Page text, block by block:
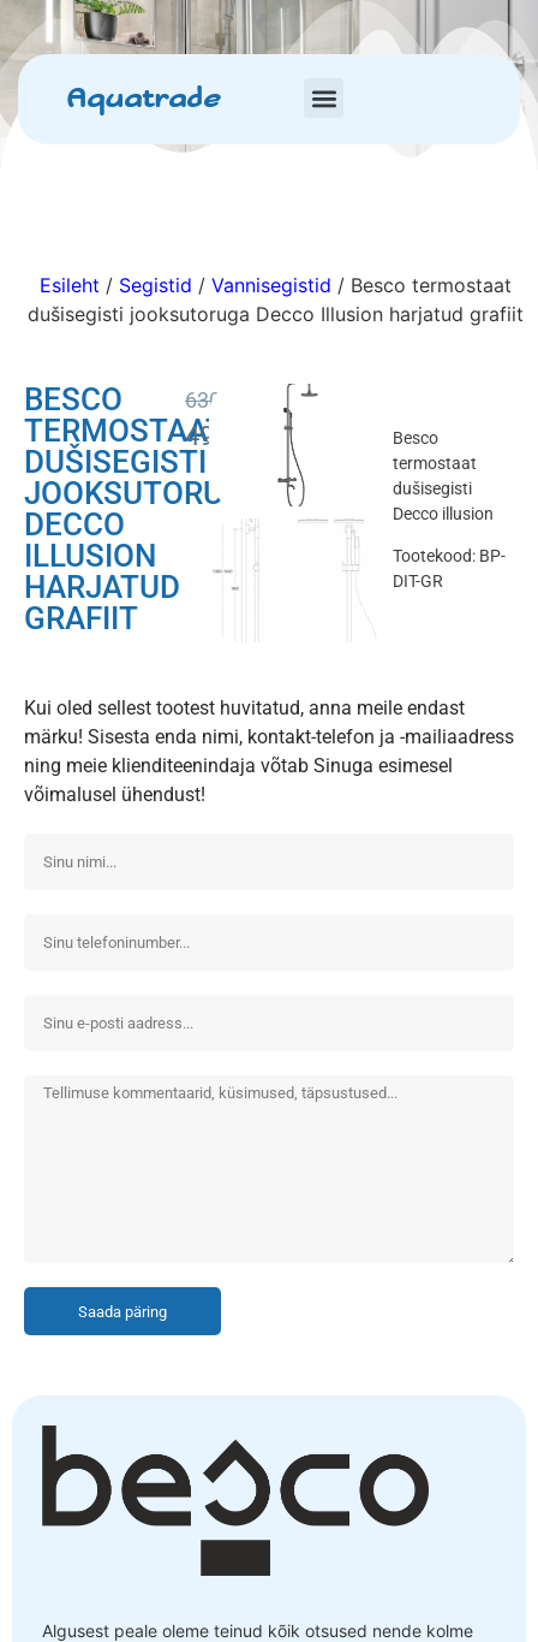
Aquatrade
Esileht / Segistid / Vannisegistid / Besco termostaat
dušisegisti jooksutoruga Decco Illusion harjatud grafiit
BESCO
TERMOSTAAT
DUŠISEGISTI
JOOKSUTORUGA
DECCO
ILLUSION
HARJATUD
GRAFIIT
630.00
499.00 €
Besco
termostaat
dušisegisti
Decco illusion
Tootekood: BP-
DIT-GR
Kui oled sellest tootest huvitatud, anna meile endast
märku! Sisesta enda nimi, kontakt-telefon ja -mailiaadress
ning meie klienditeenindaja võtab Sinuga esimesel
võimalusel ühendust!
Saada päring
Algusest peale oleme teinud kõik otsused nende kolme